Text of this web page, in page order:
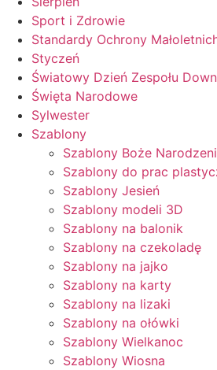
Sport i Zdrowie
Standardy Ochrony
Styczeń
Światowy Dzień Zespołu
Święta Narodowe
Sylwester
Szablony
Szablony Boże
Szablony do prac
Szablony Jesień
Szablony modeli 3D
Szablony na balonik
Szablony na czekoladę
Szablony na jajko
Szablony na karty
Szablony na lizaki
Szablony na ołówki
Szablony Wielkanoc
Szablony Wiosna